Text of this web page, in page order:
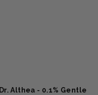
Dr. Althea - 0.1% Gentle